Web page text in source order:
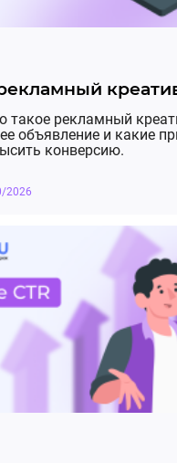
такое рекламный
объявление и какие
конверсию.
2026